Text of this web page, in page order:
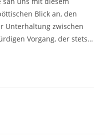
Blick an, den
Unterhaltung zwischen
Vorgang, der stets…